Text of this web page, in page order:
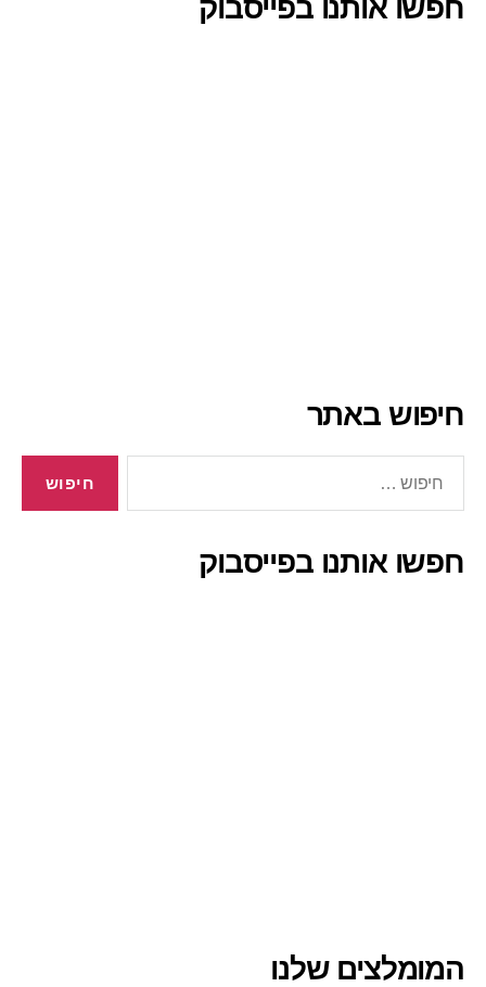
חפשו אותנו בפייסבוק
חיפוש באתר
חפשו אותנו בפייסבוק
המומלצים שלנו